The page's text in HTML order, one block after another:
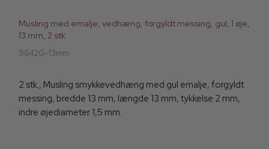
Musling med emalje, vedhæng, forgyldt messing, gul, 1 øje,
13 mm, 2 stk
9642G-13mm
2 stk., Musling smykkevedhæng med gul emalje, forgyldt
messing, bredde 13 mm, længde 13 mm, tykkelse 2 mm,
indre øjediameter 1,5 mm.